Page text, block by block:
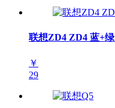
联想ZD4 ZD4 蓝+绿
￥
29